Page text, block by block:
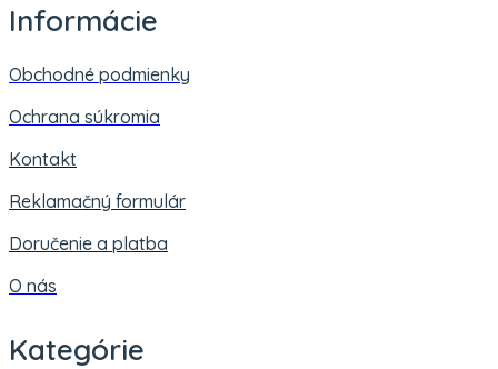
Informácie
Obchodné podmienky
Ochrana súkromia
Kontakt
Reklamačný formulár
Doručenie a platba
O nás
Kategórie